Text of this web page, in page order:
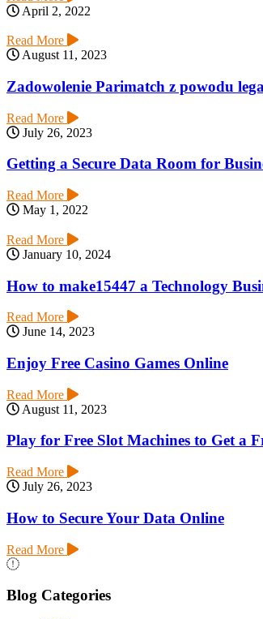
April 2, 2022
Read More
August 11, 2023
Zadowolenie Parimatch z powodu
Read More
July 26, 2023
Getting a Secure Data Room for
Read More
May 1, 2022
Read More
January 10, 2024
How to make15447 a Technology
Read More
June 14, 2023
Enjoy Free Casino Games Online
Read More
August 11, 2023
Play for Free Slot Machines to Get a
Read More
July 26, 2023
How to Secure Your Data Online
Read More
Blog Categories